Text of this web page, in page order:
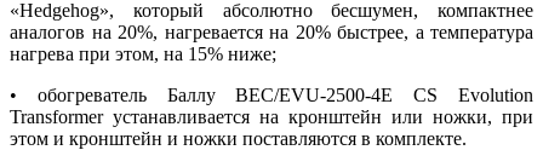
«Hedgehog», который абсолютно бесшумен, компактнее
аналогов на 20%, нагревается на 20% быстрее, а температура
нагрева при этом, на 15% ниже;
• обогреватель Баллу BEC/EVU-2500-4E CS Evolution
Transformer устанавливается на кронштейн или ножки, при
этом и кронштейн и ножки поставляются в комплекте.